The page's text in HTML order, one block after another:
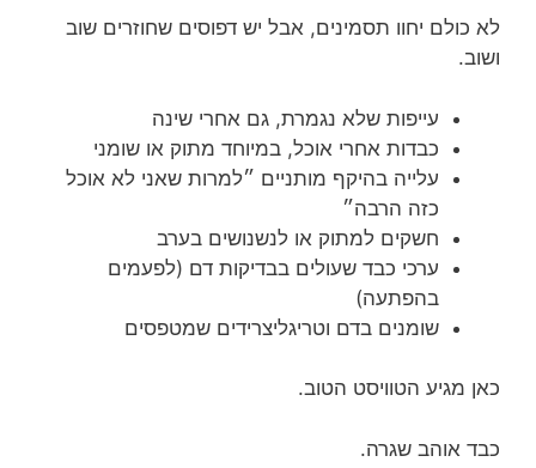
לא כולם יחוו תסמינים, אבל יש דפוסים שחוזרים שוב
ושוב.
עייפות שלא נגמרת, גם אחרי שינה
כבדות אחרי אוכל, במיוחד מתוק או שומני
עלייה בהיקף מותניים ״למרות שאני לא אוכל
כזה הרבה״
חשקים למתוק או לנשנושים בערב
ערכי כבד שעולים בבדיקות דם (לפעמים
בהפתעה)
שומנים בדם וטריגליצרידים שמטפסים
כאן מגיע הטוויסט הטוב.
כבד אוהב שגרה.